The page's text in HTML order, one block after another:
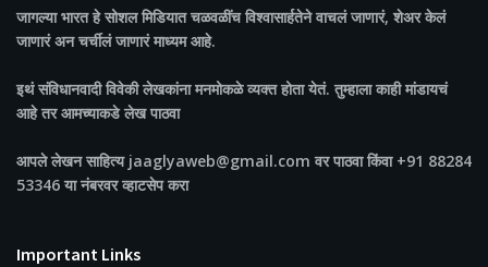
जागल्या भारतहे सोशल मिडियात चळवळींच विश्वासार्हतेने वाचलं जाणारं, शेअर केलं
जाणारं अन चर्चीलं जाणारं माध्यम आहे.
इथं संविधानवादी विवेकी लेखकांना मनमोकळे व्यक्त होता येतं. तुम्हाला काही मांडायचं
आहे तर आमच्याकडे लेख पाठवा
आपले लेखन साहित्य jaaglyaweb@gmail.com वर पाठवा किंवा +91 88284
53346 या नंबरवर व्हाटसेप करा
Important Links